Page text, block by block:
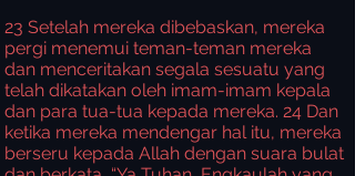
23 Setelah mereka dibebaskan, mereka
pergi menemui teman-teman mereka
dan menceritakan segala sesuatu yang
telah dikatakan oleh imam-imam kepala
dan para tua-tua kepada mereka. 24 Dan
ketika mereka mendengar hal itu, mereka
berseru kepada Allah dengan suara bulat